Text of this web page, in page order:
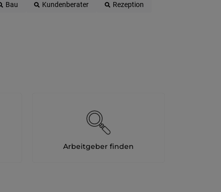
Bau Kundenberater
Rezeption
Arbeitgeber finden